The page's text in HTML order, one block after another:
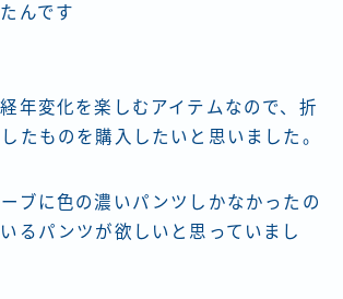
んです
年変化を楽しむアイテムなので、折
たものを購入したいと思いました。
ブに色の濃いパンツしかなかったの
るパンツが欲しいと思っていまし